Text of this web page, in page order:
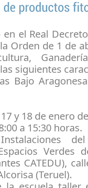
productos
el Real
Orden de 1 de
siguientes
Bajo
y 18 de enero
a 15:30 horas.
Verdes
CATEDU),
(Teruel).